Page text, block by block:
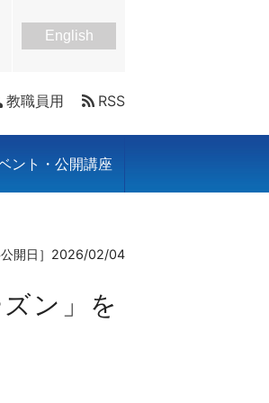
English
教職員用 RSS
ント・公開講座
公開日］2026/02/04
ン」を